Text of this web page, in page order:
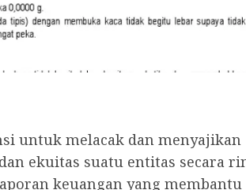
untuk melacak dan menyajikan
ekuitas suatu entitas secara
keuangan yang membantu